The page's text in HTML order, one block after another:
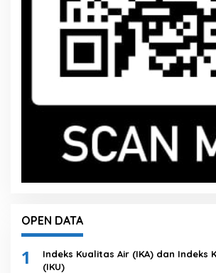
OPEN DATA
1
Indeks Kualitas Air (IKA) dan Indeks
(IKU)